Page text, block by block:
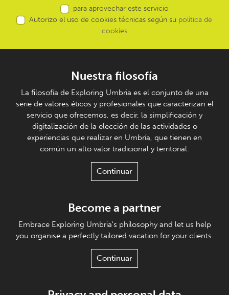
para aprovechar este servicio
Autorizo el uso de cookies técnicas según su política de
cookies
Nuestra filosofía
La filosofía de Exploring Umbria es el conjunto de una
serie de valores éticos y profesionales que caracterizan el
servicio que ofrecemos, es decir, la simplificación y
digitalización de la elección de las actividades o
experiencias que realizar en Umbría, que tienen en
común un alto valor tradicional y territorial.
Continuar
Become a partner
Embrace Exploring Umbria's philosophy and let us help
you organise a perfectly tailored vacation for your clients.
Continuar